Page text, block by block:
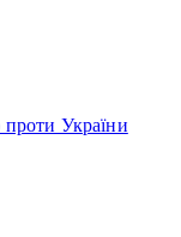
проти України